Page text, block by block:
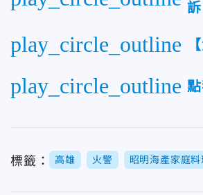
訴
play_circle_outline
play_circle_outline
標籤： 高雄 火警 昭明海產家庭料